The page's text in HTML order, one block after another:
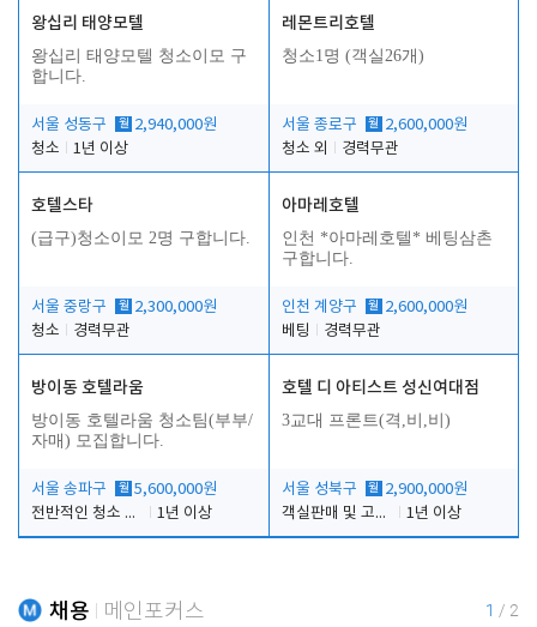
왕십리 태양모텔
왕십리 태양모텔 청소이모 구
합니다.
서울 성동구 월 2,940,000원
청소
1년 이상
레몬트리호텔
청소1명 (객실26개)
서울 종로구 월 2,600,000원
청소 외
경력무관
호텔스타
(급구)청소이모 2명 구합니다.
서울 중랑구 월 2,300,000원
청소
경력무관
아마레호텔
인천 *아마레호텔* 베팅삼촌
구합니다.
인천 계양구 월 2,600,000원
베팅
경력무관
방이동 호텔라움
방이동 호텔라움 청소팀(부부/
자매) 모집합니다.
서울 송파구 월 5,600,000원
전반적인 청소 업무(객실청소.객실정리)
1년 이상
호텔 디 아티스트 성신여대점
3교대 프론트(격,비,비)
서울 성북구 월 2,900,000원
객실판매 및 고객응대
1년 이상
채용 메인포커스 1 / 2